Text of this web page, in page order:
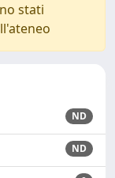
stati
ND
ND